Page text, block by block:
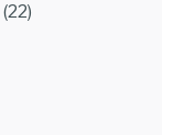
(22)